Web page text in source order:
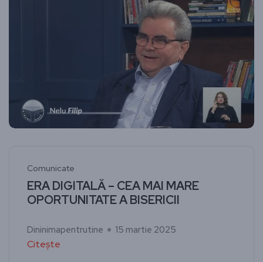
Comunicate
ERA DIGITALĂ – CEA MAI MARE
OPORTUNITATE A BISERICII
Dininimapentrutine 15 martie 2025
Citește